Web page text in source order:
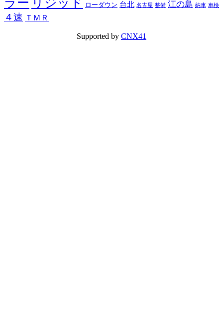
ラー リジッド ローダウン 台北 名古屋 整備 江の島 納車 車検
４速 ＴＭＲ
Supported by CNX41